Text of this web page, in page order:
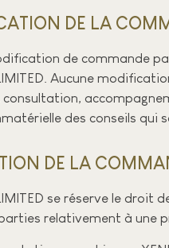
DE LA
de commande
Aucune
consultation,
des conseils qui
DE LA
se réserve le
relativement à une